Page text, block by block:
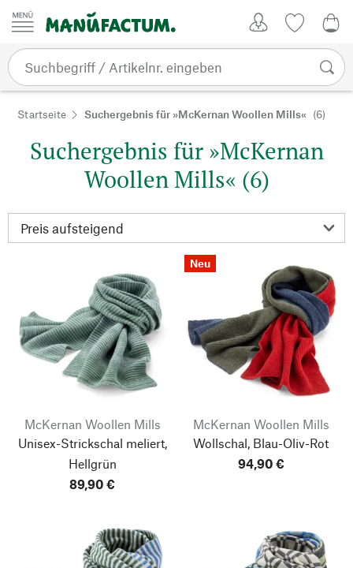
Zum Inhalt springen
Startseite Suchergebnis für »McKernan Woollen Mills« (6)
Suchergebnis für »McKernan
Woollen Mills« (6)
McKernan Woollen Mills
Unisex-Strickschal meliert,
Hellgrün
89,90 €
Neu
McKernan Woollen Mills
Wollschal, Blau-Oliv-Rot
94,90 €